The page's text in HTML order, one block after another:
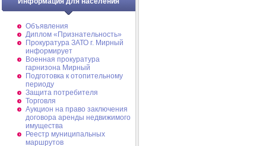
Объявления
Диплом «Признательность»
Прокуратура ЗАТО г. Мирный
информирует
Военная прокуратура
гарнизона Мирный
Подготовка к отопительному
периоду
Защита потребителя
Торговля
Аукцион на право заключения
договора аренды недвижимого
имущества
Реестр муниципальных
маршрутов